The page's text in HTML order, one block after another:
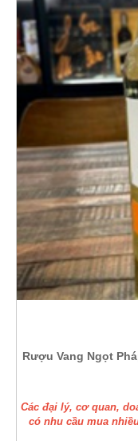
Rượu Vang Ngọt
Các đại lý, cơ quan,
có nhu cầu mua